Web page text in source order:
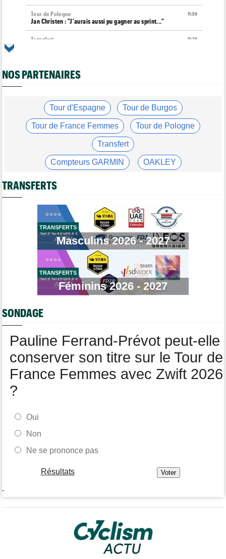
11:50
Tour de Pologne
Jan Christen : "J'aurais aussi pu gagner au sprint..."
11:28
Transfert
Tour de France Femmes
Demi Vollering : "J'aurais dû essayer plus tôt..."
Émilien Jacquelin va faire ses grands débuts en compétition le
16 août !
10:33
Reusser : "On s'est trop regardées... tellement stupide"
Robert Gesink : "Le cyclisme moderne est beaucoup plus
propre..."
Tour de France Femmes
Tour de France Femmes
Kasia Niewiadoma : "Je ressens juste une immense gratitude"
Championnats du Monde
Voici la sélection française pour les Championnats du monde
Joe Blackmore devrait rejoindre une armada du WorldTour
Romain Bardet hospitalisé après une chute dans la descente du
NOS PARTENAIRES
Tour d'Espagne Tour de Burgos
Tour de France Femmes Tour de Pologne
Transfert
Compteurs GARMIN OAKLEY
Gants chauffants vélo
Brassard Fréquence Cardiaque
TRANSFERTS
TRANSFERTS
Masculins 2026 - 2027
TRANSFERTS
Féminins 2026 - 2027
SONDAGE
Pauline Ferrand-Prévot peut-elle
conserver son titre sur le Tour de
France Femmes avec Zwift 2026
?
Oui
Non
Ne se prononce pas
Résultats
-